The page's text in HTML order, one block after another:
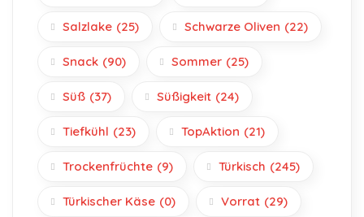
Salzlake (25) Schwarze Oliven (22)
Snack (90) Sommer (25)
Süß (37) Süßigkeit (24)
Tiefkühl (23) TopAktion (21)
Trockenfrüchte (9) Türkisch (245)
Türkischer Käse (0) Vorrat (29)